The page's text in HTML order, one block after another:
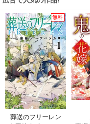
無料
葬送のフリーレン